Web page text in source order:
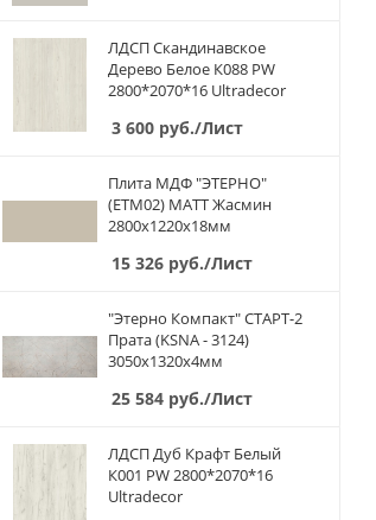
ЛДСП Скандинавское
Дерево Белое К088 PW
2800*2070*16 Ultradecor
3 600 руб./Лист
Плита МДФ "ЭТЕРНО"
(ETM02) МАТТ Жасмин
2800х1220х18мм
15 326 руб./Лист
"Этерно Компакт" СТАРТ-2
Прата (KSNA - 3124)
3050х1320х4мм
25 584 руб./Лист
ЛДСП Дуб Крафт Белый
К001 PW 2800*2070*16
Ultradecor